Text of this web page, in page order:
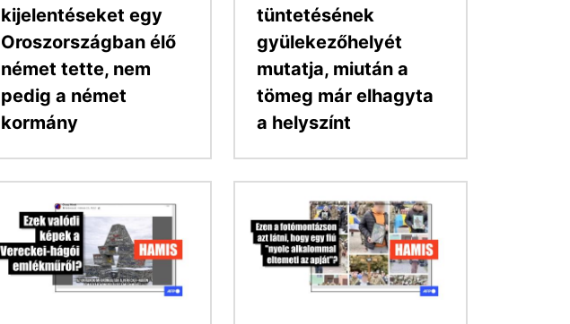
kijelentéseket egy
Oroszországban élő
német tette, nem
pedig a német
kormány
tüntetésének
gyülekezőhelyét
mutatja, miután a
tömeg már elhagyta
a helyszínt